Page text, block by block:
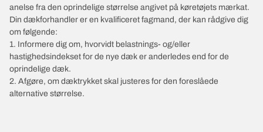
anelse fra den oprindelige størrelse angivet på køretøjets mærkat.
Din dækforhandler er en kvalificeret fagmand, der kan rådgive dig
om følgende:
1. Informere dig om, hvorvidt belastnings- og/eller
hastighedsindekset for de nye dæk er anderledes end for de
oprindelige dæk.
2. Afgøre, om dæktrykket skal justeres for den foreslåede
alternative størrelse.